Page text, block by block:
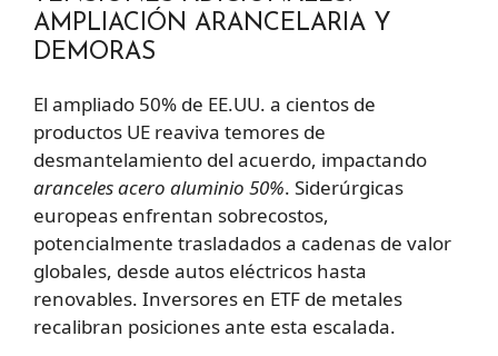
AMPLIACIÓN ARANCELARIA Y
DEMORAS
El ampliado 50% de EE.UU. a cientos de
productos UE reaviva temores de
desmantelamiento del acuerdo, impactando
aranceles acero aluminio 50%. Siderúrgicas
europeas enfrentan sobrecostos,
potencialmente trasladados a cadenas de valor
globales, desde autos eléctricos hasta
renovables. Inversores en ETF de metales
recalibran posiciones ante esta escalada.